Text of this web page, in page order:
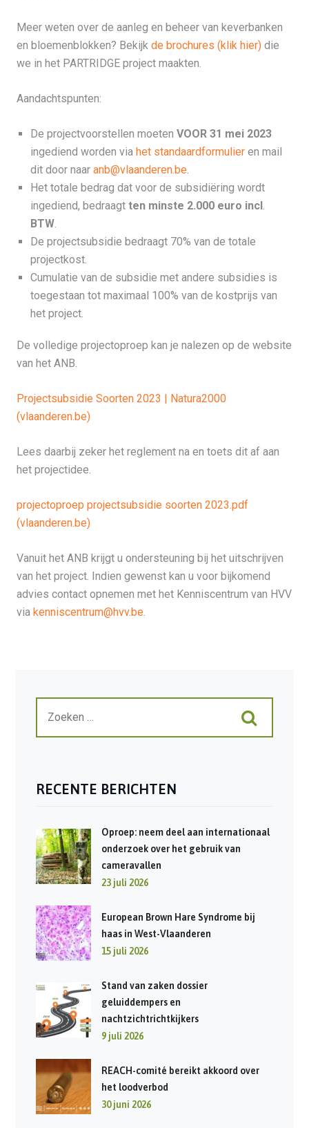
Meer weten over de aanleg en beheer van keverbanken
en bloemenblokken? Bekijk de brochures (klik hier)die
we in het PARTRIDGE project maakten.
Aandachtspunten:
De projectvoorstellen moeten VOOR 31 mei 2023
ingediend worden via het standaardformulieren mail
dit door naar anb@vlaanderen.be.
Het totale bedrag dat voor de subsidiëring wordt
ingediend, bedraagt ten minste 2.000 euro incl .
BTW.
De projectsubsidie bedraagt 70% van de totale
projectkost.
Cumulatie van de subsidie met andere subsidies is
toegestaan tot maximaal 100% van de kostprijs van
het project.
De volledige projectoproep kan je nalezen op de website
van het ANB.
Projectsubsidie Soorten 2023 | Natura2000
(vlaanderen.be)
Lees daarbij zeker het reglement na en toets dit af aan
het projectidee.
projectoproep projectsubsidie soorten 2023.pdf
(vlaanderen.be)
Vanuit het ANB krijgt u ondersteuning bij het uitschrijven
van het project. Indien gewenst kan u voor bijkomend
advies contact opnemen met het Kenniscentrum van HVV
via kenniscentrum@hvv.be.
RECENTE BERICHTEN
Oproep: neem deel aan internationaal
onderzoek over het gebruik van
cameravallen
23 juli 2026
European Brown Hare Syndrome bij
haas in West-Vlaanderen
15 juli 2026
Stand van zaken dossier
geluiddempers en
nachtzichtrichtkijkers
9 juli 2026
REACH-comité bereikt akkoord over
het loodverbod
30 juni 2026